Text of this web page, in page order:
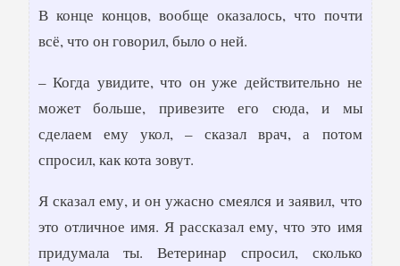
В конце концов, вообще оказалось, что почти
всё, что он говорил, было о ней.
– Когда увидите, что он уже действительно не
может больше, привезите его сюда, и мы
сделаем ему укол, – сказал врач, а потом
спросил, как кота зовут.
Я сказал ему, и он ужасно смеялся и заявил, что
это отличное имя. Я рассказал ему, что это имя
придумала ты. Ветеринар спросил, сколько